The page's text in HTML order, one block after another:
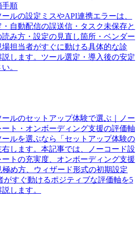
手順
ルの設定ミスやAPI連携エラーは、
自動配信の誤送信・タスク未保存と
み方・設定の見直し箇所・ベンダー
担当者がすぐに動ける具体的な診
します。ツール選定・導入後の安定
。
ルのセットアップ体験で選ぶ｜ノー
ト・オンボーディング支援の評価軸
ルを選ぶなら「セットアップ体験の
します。本記事では、ノーコード設
トの充実度、オンボーディング支援
め方、ウィザード形式の初期設定
がすぐ動けるポジティブな評価軸を5
します。